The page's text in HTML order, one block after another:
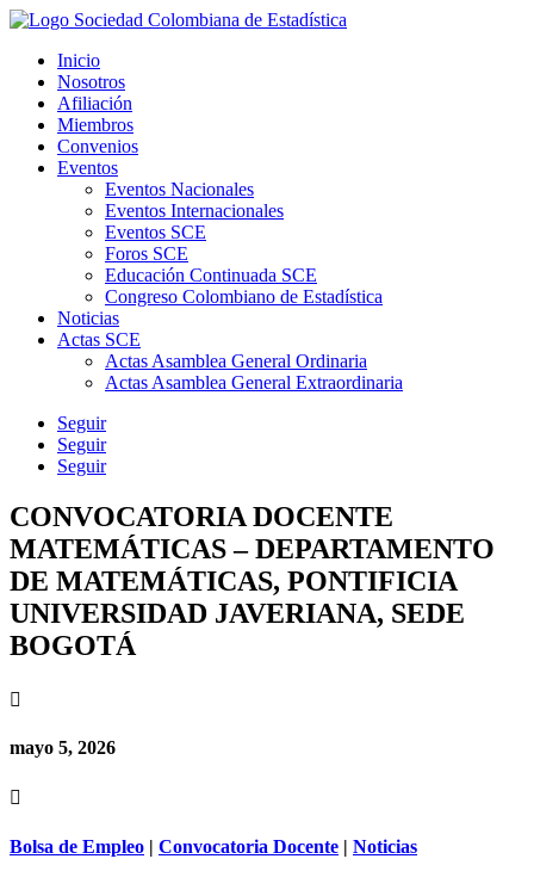
Inicio
Nosotros
Afiliación
Miembros
Convenios
Eventos
Eventos Nacionales
Eventos Internacionales
Eventos SCE
Foros SCE
Educación Continuada SCE
Congreso Colombiano de Estadística
Noticias
Actas SCE
Actas Asamblea General Ordinaria
Actas Asamblea General Extraordinaria
Seguir
Seguir
Seguir
CONVOCATORIA DOCENTE
MATEMÁTICAS – DEPARTAMENTO
DE MATEMÁTICAS, PONTIFICIA
UNIVERSIDAD JAVERIANA, SEDE
BOGOTÁ

mayo 5, 2026

Bolsa de Empleo | Convocatoria Docente | Noticias